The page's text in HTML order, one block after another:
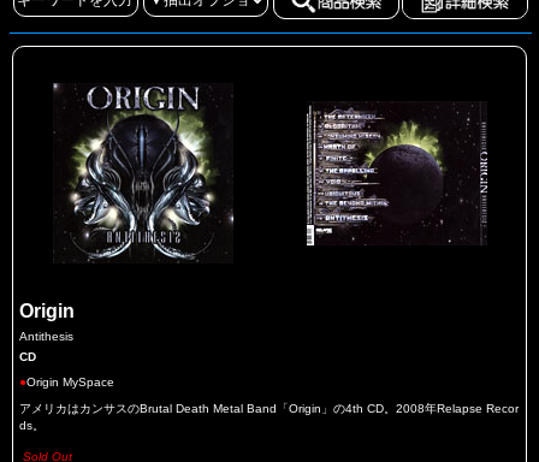
Origin
Antithesis
CD
●Origin MySpace
アメリカはカンサスのBrutal Death Metal Band「Origin」の4th CD。2008年Relapse Recor
ds。
Sold Out